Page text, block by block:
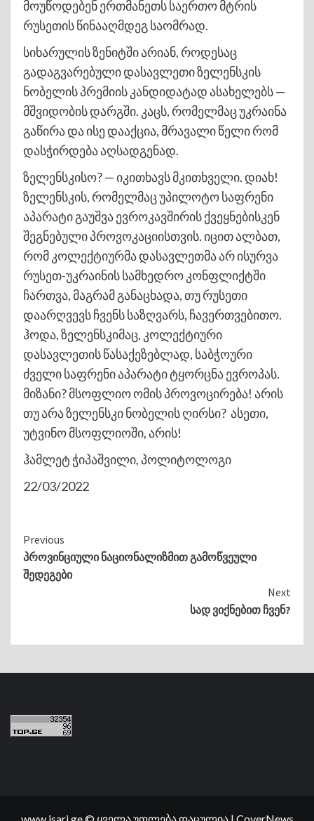
მოუწოდებენ ერთმანეთს საერთო მტრის
რუსეთის წინააღმდეგ საომრად.
სიხარულის ზენიტში არიან, როდესაც
გადაგვარებული დასავლეთი ზელენსკის
ნობელის პრემიის კანდიდატად ასახელებს —
მშვიდობის დარგში. კაცს, რომელმაც უკრაინა
გაწირა და ისე დააქცია, მრავალი წელი რომ
დასჭირდება აღსადგენად.
ზელენსკისო? — იკითხავს მკითხველი. დიახ!
ზელენსკის, რომელმაც უპილოტო საფრენი
აპარატი გაუშვა ევროკავშირის ქვეყნებისკენ
შეგნებული პროვოკაციისთვის. იცით ალბათ,
რომ კოლექტიურმა დასავლეთმა არ ისურვა
რუსეთ-უკრაინის სამხედრო კონფლიქტში
ჩართვა, მაგრამ განაცხადა, თუ რუსეთი
დაარღვევს ჩვენს საზღვარს, ჩავერთვებითო.
ჰოდა, ზელენსკიმაც, კოლექტიური
დასავლეთის წასაქეზებლად, საბჭოური
ძველი საფრენი აპარატი ტყორცნა ევროპას.
მიზანი? მსოფლიო ომის პროვოცირება! არის
თუ არა ზელენსკი ნობელის ღირსი? ასეთი,
უტვინო მსოფლიოში, არის!
ჰამლეტ ჭიპაშვილი, პოლიტოლოგი
22/03/2022
Continue
Reading
Previous
პროვინციული ნაციონალიზმით გამოწვეული
შედეგები
Next
სად ვიქნებით ჩვენ?
www.isari.ge © ყველა უფლება დაცულია | CoverNews